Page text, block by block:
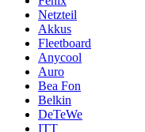
Netzteil
Akkus
Fleetboard
Anycool
Auro
Bea Fon
Belkin
DeTeWe
ITT